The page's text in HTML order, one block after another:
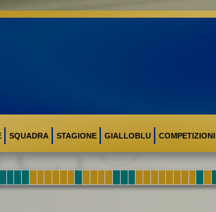
SQUADRA STAGIONE GIALLOBLU COMPETIZIONI